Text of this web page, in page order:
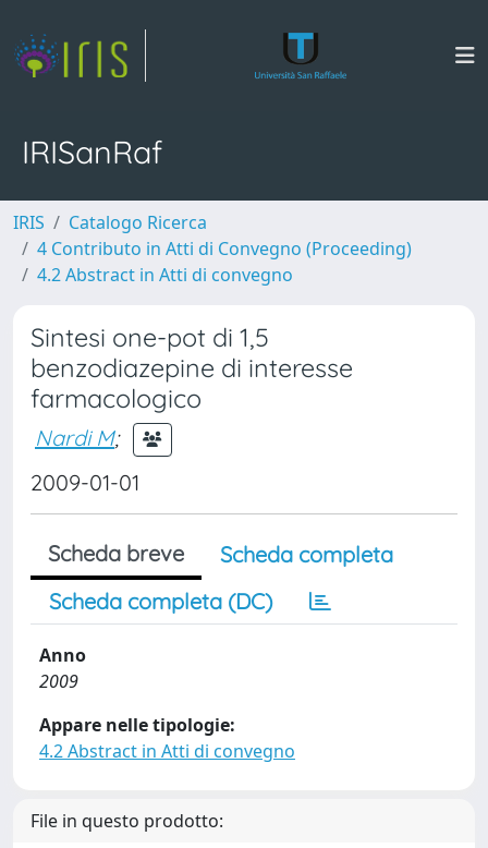
IRISanRaf
IRIS
Catalogo Ricerca
4 Contributo in Atti di Convegno (Proceeding)
4.2 Abstract in Atti di convegno
Sintesi one-pot di 1,5
benzodiazepine di interesse
farmacologico
Nardi M;
2009-01-01
Scheda breve
Scheda completa
Scheda completa (DC)
Anno
2009
Appare nelle tipologie:
4.2 Abstract in Atti di convegno
File in questo prodotto: